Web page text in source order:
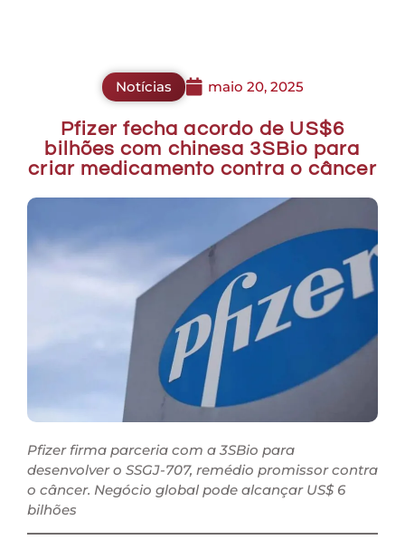
Notícias maio 20, 2025
Pfizer fecha acordo de US$6
bilhões com chinesa 3SBio para
criar medicamento contra o câncer
Pfizer firma parceria com a 3SBio para
desenvolver o SSGJ-707, remédio promissor contra
o câncer. Negócio global pode alcançar US$ 6
bilhões